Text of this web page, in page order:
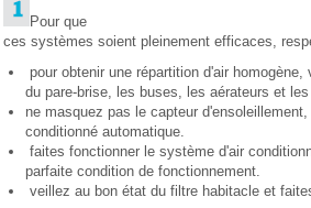
Pour que
ces systèmes soient pleinement efficaces,
pour obtenir une répartition d'air
du pare-brise, les buses, les aérateurs et
ne masquez pas le capteur
conditionné automatique.
faites fonctionner le système d'air
parfaite condition de fonctionnement.
veillez au bon état du filtre habitacle et